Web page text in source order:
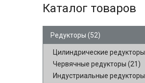
Каталог товаров
Редукторы (52)
Цилиндрические редукторы
Червячные редукторы (21)
Индустриальные редукторы